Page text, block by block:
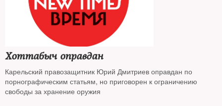
Хоттабыч оправдан
Карельский правозащитник Юрий Дмитриев оправдан по
порнографическим статьям, но приговорен к ограничению
свободы за хранение оружия